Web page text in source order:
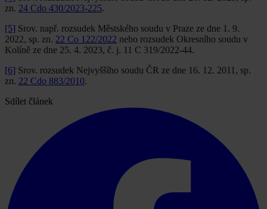
zn. 24 Cdo 430/2023-225.
[5] Srov. např. rozsudek Městského soudu v Praze ze dne 1. 9.
2022, sp. zn. 22 Co 122/2022 nebo rozsudek Okresního soudu v
Kolíně ze dne 25. 4. 2023, č. j. 11 C 319/2022-44.
[6] Srov. rozsudek Nejvyššího soudu ČR ze dne 16. 12. 2011, sp.
zn. 22 Cdo 883/2010.
Sdílet článek